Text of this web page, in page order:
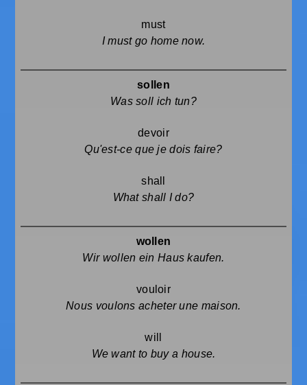
must
I must go home now.
sollen
Was soll ich tun?
devoir
Qu'est-ce que je dois faire?
shall
What shall I do?
wollen
Wir wollen ein Haus kaufen.
vouloir
Nous voulons acheter une maison.
will
We want to buy a house.